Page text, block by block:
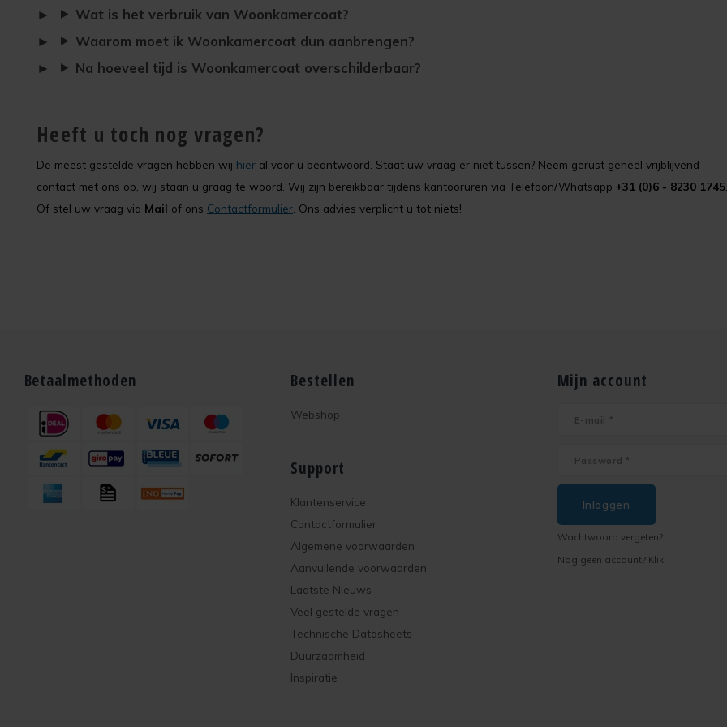
Wat is het verbruik van Woonkamercoat?
Waarom moet ik Woonkamercoat dun aanbrengen?
Na hoeveel tijd is Woonkamercoat overschilderbaar?
Heeft u toch nog vragen?
De meest gestelde vragen hebben wij hier al voor u beantwoord. Staat uw vraag er niet tussen? Neem gerust geheel vrijblijvend
contact met ons op, wij staan u graag te woord. Wij zijn bereikbaar tijdens kantooruren via Telefoon/Whatsapp +31 (0)6 - 8230 1745
Of stel uw vraag via Mail of ons Contactformulier . Ons advies verplicht u tot niets!
Betaalmethoden Bestellen
Webshop
Support
Klantenservice
Contactformulier
Algemene voorwaarden
Aanvullende voorwaarden
Laatste Nieuws
Veel gestelde vragen
Technische Datasheets
Duurzaamheid
Inspiratie
Mijn account
Inloggen
Wachtwoord vergeten?
Nog geen account? Klik